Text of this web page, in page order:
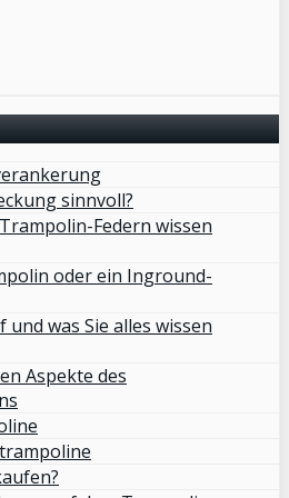
sinnvoll?
Federn wissen
oder ein Inground-
was Sie alles wissen
Aspekte des